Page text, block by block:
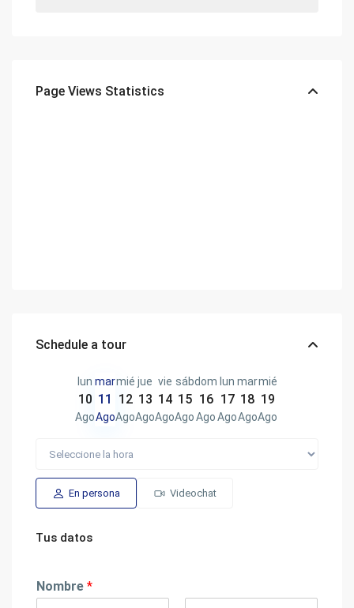
Page Views Statistics
Schedule a tour
lun
10
Ago
mar
11
Ago
mié
12
Ago
jue
13
Ago
vie
14
Ago
sáb
15
Ago
dom
16
Ago
lun
17
Ago
mar
18
Ago
mié
19
Ago
En persona Videochat
Tus datos
Nombre*